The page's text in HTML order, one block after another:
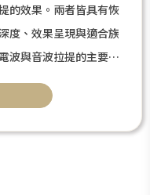
的效果。兩者皆具有恢
度、效果呈現與適合族
波與音波拉提的主要差
。